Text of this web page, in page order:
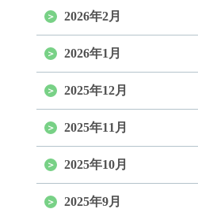
2026年2月
2026年1月
2025年12月
2025年11月
2025年10月
2025年9月